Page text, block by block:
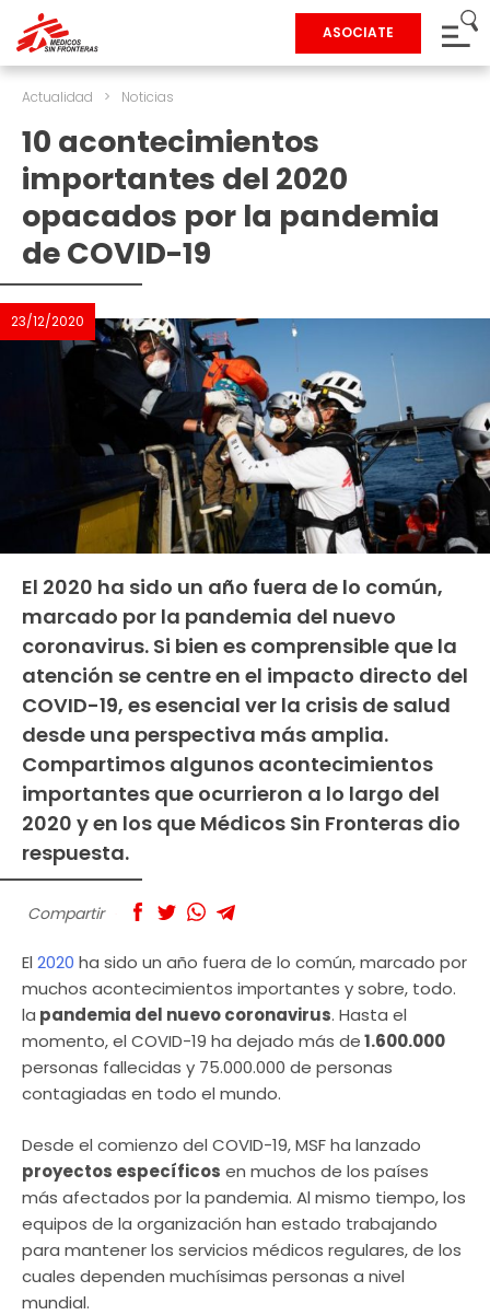
ASOCIATE
Actualidad > Noticias
10 acontecimientos
importantes del 2020
opacados por la pandemia
de COVID-19
23/12/2020
El 2020 ha sido un año fuera de lo común,
marcado por la pandemia del nuevo
coronavirus. Si bien es comprensible que la
atención se centre en el impacto directo del
COVID-19, es esencial ver la crisis de salud
desde una perspectiva más amplia.
Compartimos algunos acontecimientos
importantes que ocurrieron a lo largo del
2020 y en los que Médicos Sin Fronteras dio
respuesta.
Compartir
El 2020 ha sido un año fuera de lo común, marcado por
muchos acontecimientos importantes y sobre, todo.
la pandemia del nuevo coronavirus. Hasta el
momento, el COVID-19 ha dejado más de1.600.000
personas fallecidas y 75.000.000 de personas
contagiadas en todo el mundo.
Desde el comienzo del COVID-19, MSF ha lanzado
proyectos específicos en muchos de los países
más afectados por la pandemia. Al mismo tiempo, los
equipos de la organización han estado trabajando
para mantener los servicios médicos regulares, de los
cuales dependen muchísimas personas a nivel
mundial.